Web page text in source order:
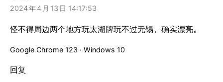
2024年4 月 13 日 14:17:53
怪不得周边两个地方玩太湖牌玩不过无锡，确实漂亮。
Google Chrome 123 · Windows 10
回复